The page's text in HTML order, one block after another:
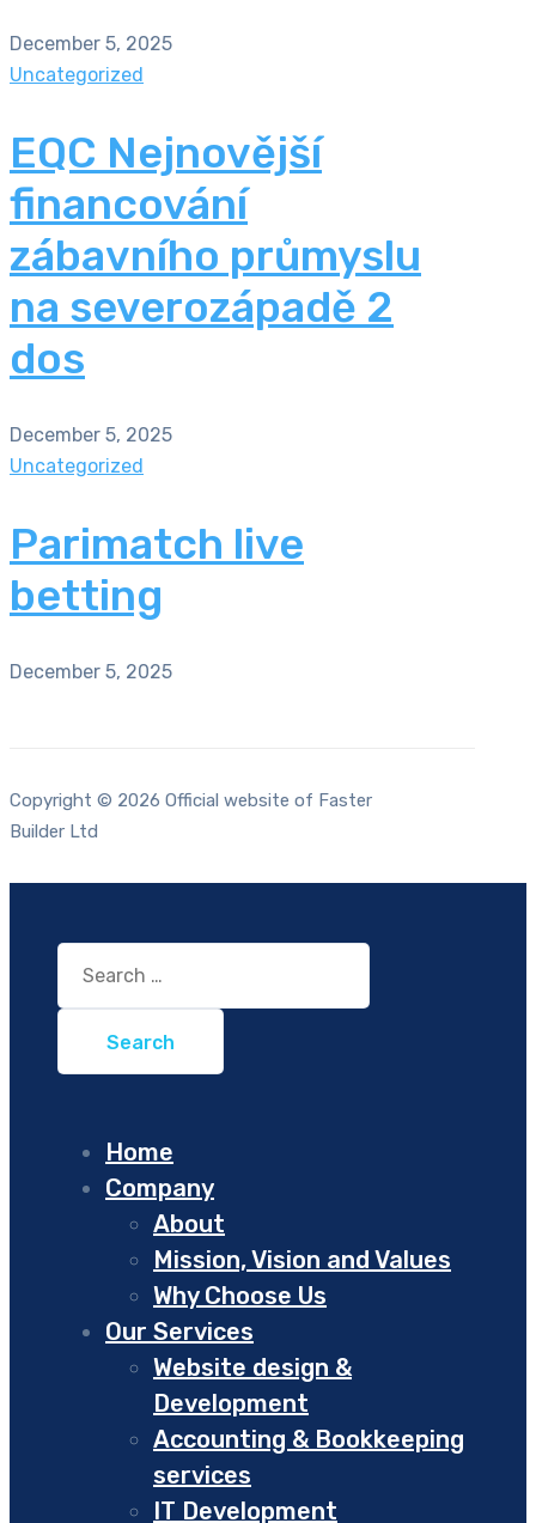
December 5, 2025
Uncategorized
EQC Nejnovější
financování
zábavního průmyslu
na severozápadě 2
dos
December 5, 2025
Uncategorized
Parimatch live
betting
December 5, 2025
Copyright © 2026 Official website of Faster
Builder Ltd
Search
for:
Home
Company
About
Mission, Vision and Values
Why Choose Us
Our Services
Website design &
Development
Accounting & Bookkeeping
services
IT Development